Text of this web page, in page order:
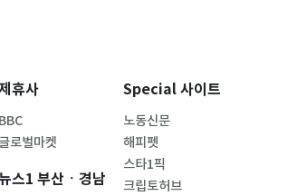
휴사
BBC
글로벌마켓
스1 부산ㆍ경남
Special 사이트
노동신문
해피펫
스타1픽
크립토허브